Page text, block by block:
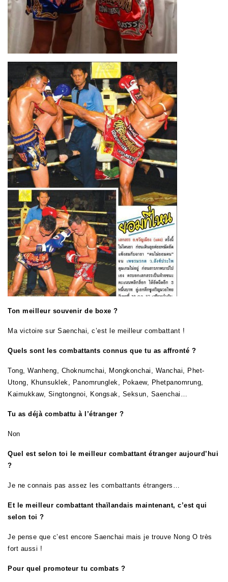
Ton meilleur souvenir de boxe ?
Ma victoire sur Saenchai, c’est le meilleur combattant !
Quels sont les combattants connus que tu as affronté ?
Tong, Wanheng, Choknumchai, Mongkonchai, Wanchai, Phet-
Utong, Khunsuklek, Panomrunglek, Pokaew, Phetpanomrung,
Kaimukkaw, Singtongnoi, Kongsak, Seksun, Saenchai…
Tu as déjà combattu à l’étranger ?
Non
Quel est selon toi le meilleur combattant étranger aujourd’hui
?
Je ne connais pas assez les combattants étrangers…
Et le meilleur combattant thaïlandais maintenant, c’est qui
selon toi ?
Je pense que c’est encore Saenchai mais je trouve Nong O très
fort aussi !
Pour quel promoteur tu combats ?